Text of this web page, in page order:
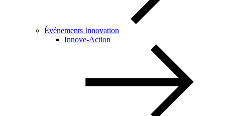
Événements Innovation
Innove-Action